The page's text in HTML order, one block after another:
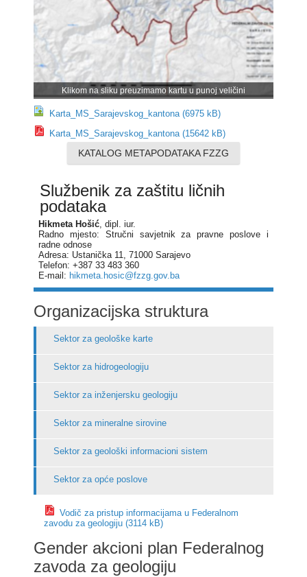
Klikom na sliku preuzimamo kartu u punoj veličini
Karta_MS_Sarajevskog_kantona (6975 kB)
Karta_MS_Sarajevskog_kantona (15642 kB)
KATALOG METAPODATAKA FZZG
Službenik za zaštitu ličnih
podataka
Hikmeta Hošić, dipl. iur.
Radno mjesto: Stručni savjetnik za pravne poslove i
radne odnose
Adresa: Ustanička 11, 71000 Sarajevo
Telefon: +387 33 483 360
E-mail: hikmeta.hosic@fzzg.gov.ba
Organizacijska struktura
Sektor za geološke karte
Sektor za hidrogeologiju
Sektor za inženjersku geologiju
Sektor za mineralne sirovine
Sektor za geološki informacioni sistem
Sektor za opće poslove
Vodič za pristup informacijama u Federalnom
zavodu za geologiju (3114 kB)
Gender akcioni plan Federalnog
zavoda za geologiju